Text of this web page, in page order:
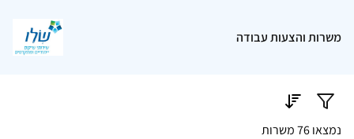
משרות והצעות עבודה
נמצאו 76 משרות